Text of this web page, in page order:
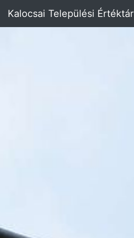
Kalocsai Települési Értéktár